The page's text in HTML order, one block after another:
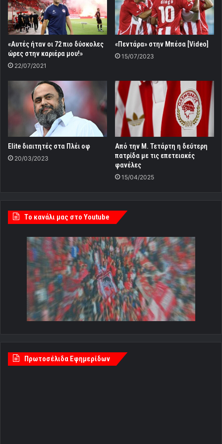
«Αυτές ήταν οι 72 πιο δύσκολες
ώρες στην καριέρα μου!»
22/07/2021
«Πεντάρα» στην Μπέσα [Video]
15/07/2023
Elite διαιτητές στα Πλέι οφ
20/03/2023
Από την Μ. Τετάρτη η δεύτερη
πατρίδα με τις επετειακές
φανέλες
15/04/2025
Tο κανάλι μας στο Youtube
Πρωτοσέλιδα Εφημερίδων